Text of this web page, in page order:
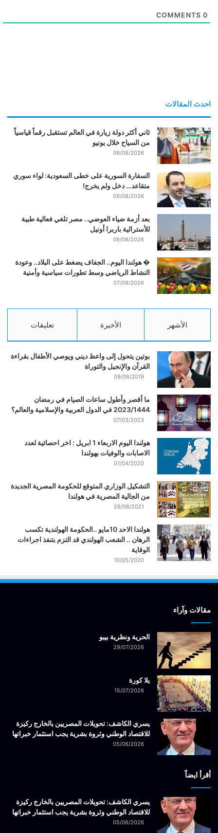
0
احدث المقالات
ثاني أكثر دولة زيارة في العالم تستقبل رقماً قياسياً
من السياح خلال يونيو
09/08/2026
السفارة السورية على خطى السعودية: لواء سوري
متقاعد… دخل ولم يخرج!
09/08/2026
بعد أزمة ضياء العوضي.. مصر تلغي فعالية طبية
للأسترالية باربرا أونيل
08/08/2026
� هولندا اليوم.. الجفاف يضغط على البلاد.. وعودة
النشاط الرياضي وسط تطورات سياسية وأمنية
07/08/2026
الأشهر الأخيرة تعليقات
بوتين يتحول إلى واعظ ديني ويوصي الأطفال بقراءة
القرآن والإنجيل والتوراة
09/06/2019
ما أقصر وأطول ساعات الصيام في رمضان
2023/1444 في الدول العربية والإسلامية والعالم؟
07/03/2023
هولندا اليوم الاربعاء 1 ابريل : اخر احصائية لعدد
الاصابات والوفيات بهولندا
01/04/2020
التشكيل الوزاري المتوقع للحكومة المصرية الجديدة
من الجالية المصرية في هولندا
26/06/2021
هولندا الاحد 10مايو ..الحكومة الهولندية تكسب
الرهان .. الشعب الهولندي قد التزم بتنفذ اجراءات
الوقاية
10/05/2020
مقالات وآراء
الحرية ونظرية بيبو
29/07/2026
يلا كورة
15/07/2026
يسري الكاشف: تحويلات المصريين بالخارج ركيزة
للاقتصاد الوطني وثروة بشرية يجب استثمار خبراتها
05/06/2026
أقرأ ايضاً
يسري الكاشف: تحويلات المصريين بالخارج ركيزة
للاقتصاد الوطني وثروة بشرية يجب استثمار خبراتها
05/06/2026